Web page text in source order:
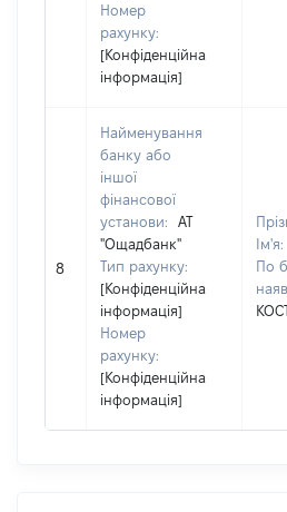
Номер
рахунку:
[Конфіденційна
інформація]
8
Найменування
банку або
іншої
фінансової
установи:
АТ
"Ощадбанк"
Тип рахунку:
[Конфіденційна
інформація]
Номер
рахунку:
[Конфіденційна
інформація]
Ім'я:
По